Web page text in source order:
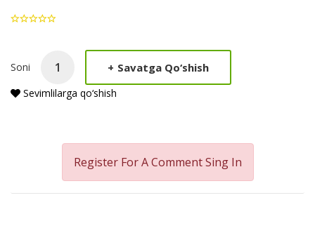
Product
Summery
Soni + Savatga Qo‘shish
Sevimlilarga qo‘shish
Register For A CommentSing In